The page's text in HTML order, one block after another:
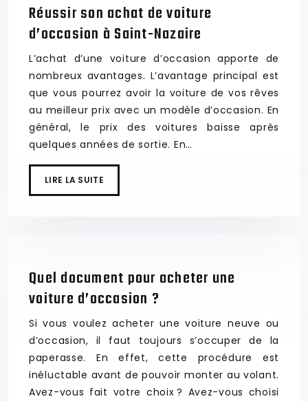
Réussir son achat de voiture
d’occasion à Saint-Nazaire
L’achat d’une voiture d’occasion apporte de
nombreux avantages. L’avantage principal est
que vous pourrez avoir la voiture de vos rêves
au meilleur prix avec un modèle d’occasion. En
général, le prix des voitures baisse après
quelques années de sortie. En…
LIRE LA SUITE
Quel document pour acheter une
voiture d’occasion ?
Si vous voulez acheter une voiture neuve ou
d’occasion, il faut toujours s’occuper de la
paperasse. En effet, cette procédure est
inéluctable avant de pouvoir monter au volant.
Avez-vous fait votre choix ? Avez-vous choisi